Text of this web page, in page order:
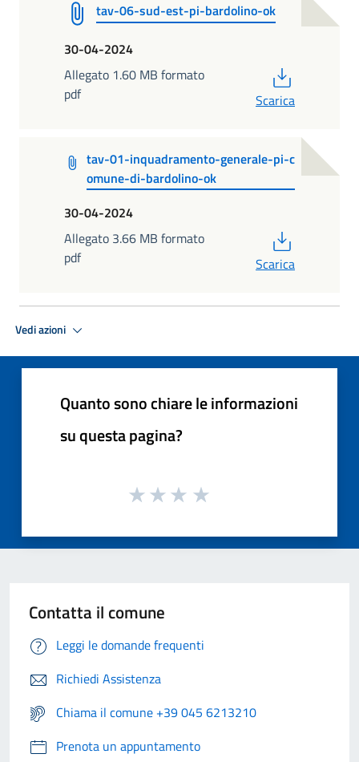
tav-06-sud-est-pi-bardolino-ok
30-04-2024
Allegato 1.60 MB formato
pdf
Scarica
tav-01-inquadramento-generale-pi-c
omune-di-bardolino-ok
30-04-2024
Allegato 3.66 MB formato
pdf
Scarica
Vedi azioni
Quanto sono chiare le informazioni
su questa pagina?
Contatta il comune
Leggi le domande frequenti
Richiedi Assistenza
Chiama il comune +39 045 6213210
Prenota un appuntamento